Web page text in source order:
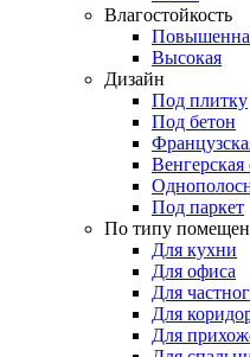
Влагостойкость
Высокая
Дизайн
Под плитку
Под бетон
Венгерская
Под паркет
По типу
Для кухни
Для офиса
Для
Для
Для